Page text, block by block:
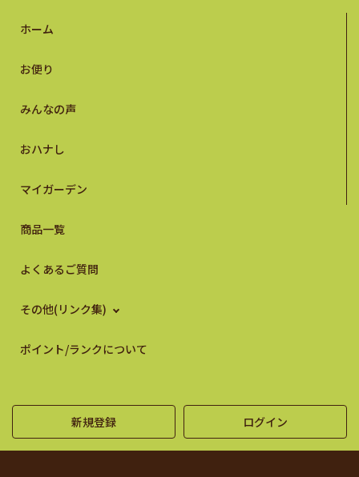
ホーム
お便り
みんなの声
おハナし
マイガーデン
商品一覧
よくあるご質問
その他(リンク集)
ポイント/ランクについて
新規登録 ログイン